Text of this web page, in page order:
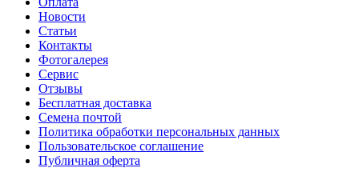
Трава для чая
Туласи
Укроп
Фенхель пряный
Хризантема овощная
Цикорий пряный
Цикорий салатный (Витлуф)
Черемша
Шпинат
Щавель
Эндивий
Эстрагон
Новости
Статьи
Контакты
Фотогалерея​
Сервис
Отзывы
Бесплатная доставка
Семена почтой
Политика обработки персональных данных
Пользовательское соглашение
Публичная оферта